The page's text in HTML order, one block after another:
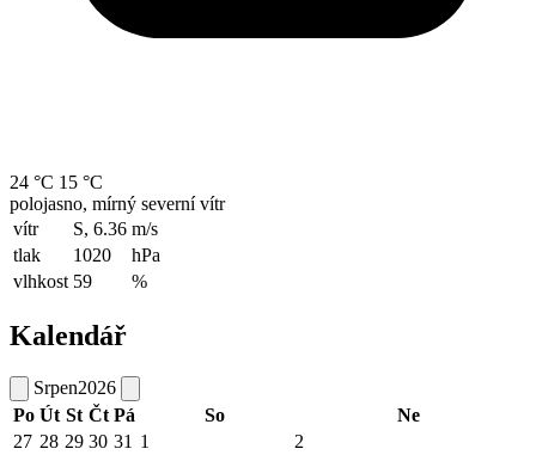
24 °C 15 °C
polojasno, mírný severní vítr
vítr
S, 6.36 m/s
tlak
1020
hPa
vlhkost 59 %
Kalendář
Srpen2026
Po Út St Čt Pá So
Ne
27 28 29 30 31 1 2